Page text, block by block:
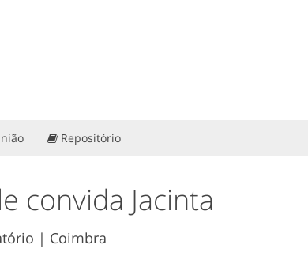
Repositório
convida Jacinta
| Coimbra